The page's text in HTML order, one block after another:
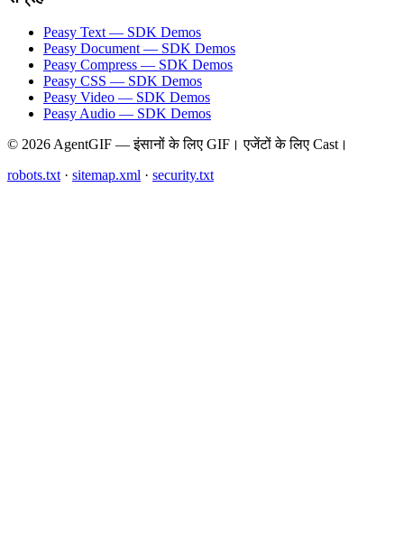
Peasy Text — SDK Demos
Peasy Document — SDK Demos
Peasy Compress — SDK Demos
Peasy CSS — SDK Demos
Peasy Video — SDK Demos
Peasy Audio — SDK Demos
© 2026 AgentGIF — इंसानों के लिए GIF। एजेंटों के लिए Cast।
robots.txt · sitemap.xml · security.txt